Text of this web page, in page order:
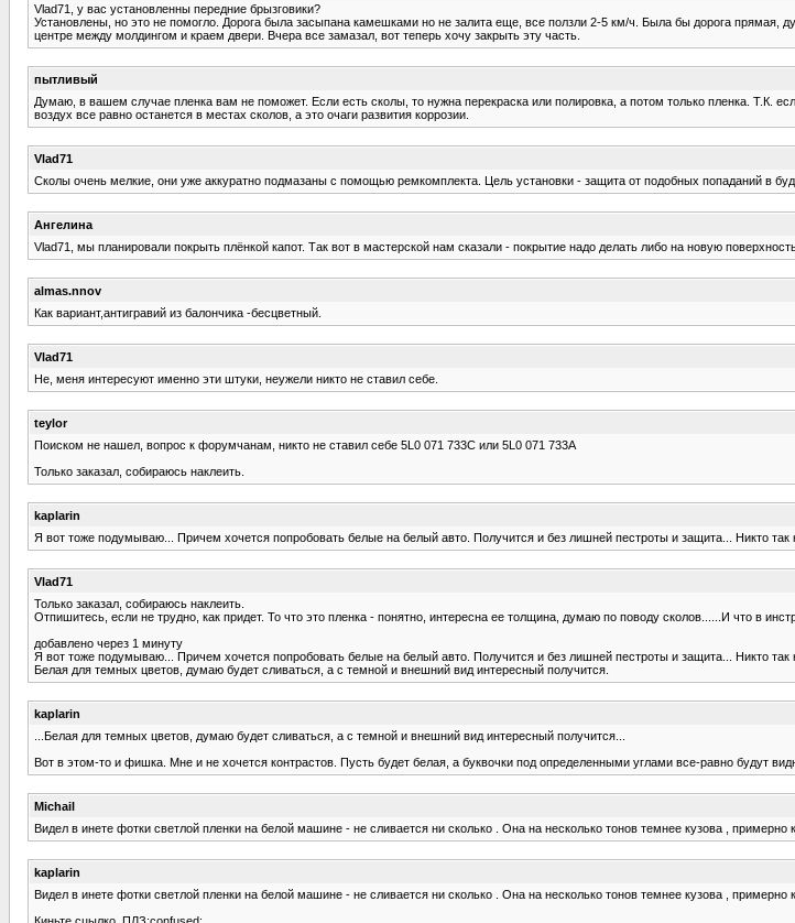
Vlad71, у вас установленны передние брызговики?
Установлены, но это не помогло. Дорога была засыпана камешками но не залита еще, все ползли 2-5 км/ч. Была бы дорога прямая,
центре между молдингом и краем двери. Вчера все замазал, вот теперь хочу закрыть эту часть.
пытливый
Думаю, в вашем случае пленка вам не поможет. Если есть сколы, то нужна перекраска или полировка, а потом только пленка. Т.К.
воздух все равно останется в местах сколов, а это очаги развития коррозии.
Vlad71
Сколы очень мелкие, они уже аккуратно подмазаны с помощью ремкомплекта. Цель установки - защита от подобных попаданий в
Ангелина
Vlad71, мы планировали покрыть плёнкой капот. Так вот в мастерской нам сказали - покрытие надо делать либо на новую
almas.nnov
Как вариант,антигравий из балончика -бесцветный.
Vlad71
Не, меня интересуют именно эти штуки, неужели никто не ставил себе.
teylor
Поиском не нашел, вопрос к форумчанам, никто не ставил себе 5L0 071 733C или 5L0 071 733A
Только заказал, собираюсь наклеить.
kaplarin
Я вот тоже подумываю... Причем хочется попробовать белые на белый авто. Получится и без лишней пестроты и защита... Никто так
Vlad71
Только заказал, собираюсь наклеить.
Отпишитесь, если не трудно, как придет. То что это пленка - понятно, интересна ее толщина, думаю по поводу сколов......И что в
добавлено через 1 минуту
Я вот тоже подумываю... Причем хочется попробовать белые на белый авто. Получится и без лишней пестроты и защита... Никто так
Белая для темных цветов, думаю будет сливаться, а с темной и внешний вид интересный получится.
kaplarin
...Белая для темных цветов, думаю будет сливаться, а с темной и внешний вид интересный получится...
Вот в этом-то и фишка. Мне и не хочется контрастов. Пусть будет белая, а буквочки под определенными углами все-равно будут
Michail
Видел в инете фотки светлой пленки на белой машине - не сливается ни сколько . Она на несколько тонов темнее кузова , примерно
kaplarin
Видел в инете фотки светлой пленки на белой машине - не сливается ни сколько . Она на несколько тонов темнее кузова , примерно